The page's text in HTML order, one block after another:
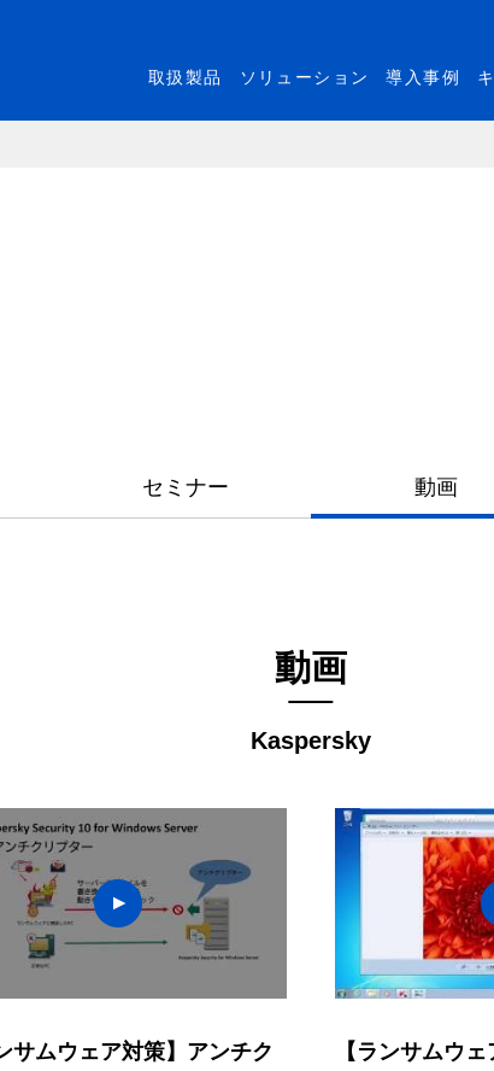
取扱製品 ソリューション 導入事例
セミナー 動画
Kaspersky
動画
サムウェア対策】アンチク
【ランサムウ